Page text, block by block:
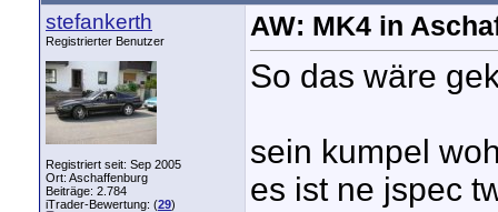
stefankerth
Registrierter Benutzer
Registriert seit: Sep 2005
Ort: Aschaffenburg
Beiträge: 2.784
iTrader-Bewertung: (29)
AW: MK4 in
So das wäre
sein kumpel
es ist ne jspec